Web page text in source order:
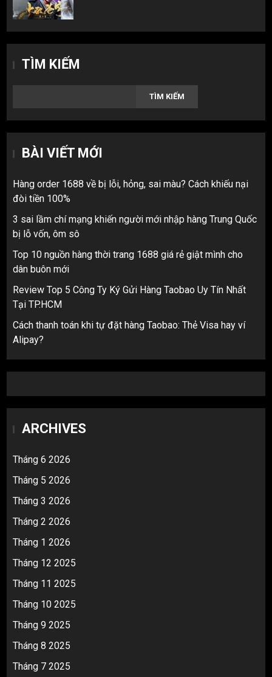
TÌM KIẾM
TÌM KIẾM
BÀI VIẾT MỚI
Hàng order 1688 về bị lỗi, hỏng, sai màu? Cách khiếu nại
đòi tiền 100%
3 sai lầm chí mạng khiến người mới nhập hàng Trung Quốc
bị lỗ vốn, ôm sô
Top 10 nguồn hàng thời trang 1688 giá rẻ giật mình cho
dân buôn mới
Review Top 5 Công Ty Ký Gửi Hàng Taobao Uy Tín Nhất
Tại TP.HCM
Cách thanh toán khi tự đặt hàng Taobao: Thẻ Visa hay ví
Alipay?
ARCHIVES
Tháng 6 2026
Tháng 5 2026
Tháng 3 2026
Tháng 2 2026
Tháng 1 2026
Tháng 12 2025
Tháng 11 2025
Tháng 10 2025
Tháng 9 2025
Tháng 8 2025
Tháng 7 2025